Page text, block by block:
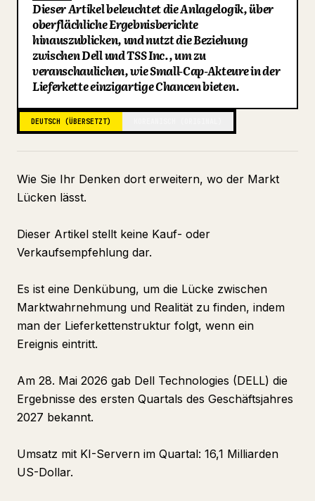
Blog
Updates
Dieser Artikel beleuchtet die Anlagelogik, über
oberflächliche Ergebnisberichte
hinauszublicken, und nutzt die Beziehung
zwischen Dell und TSS Inc., um zu
veranschaulichen, wie Small-Cap-Akteure in der
Lieferkette einzigartige Chancen bieten.
DEUTSCH (ÜBERSETZT)
Wie Sie Ihr Denken dort erweitern, wo der Markt
Lücken lässt.
Dieser Artikel stellt keine Kauf- oder
Verkaufsempfehlung dar.
Es ist eine Denkübung, um die Lücke zwischen
Marktwahrnehmung und Realität zu finden, indem
man der Lieferkettenstruktur folgt, wenn ein
Ereignis eintritt.
Am 28. Mai 2026 gab Dell Technologies (DELL) die
Ergebnisse des ersten Quartals des Geschäftsjahres
2027 bekannt.
Umsatz mit KI-Servern im Quartal: 16,1 Milliarden
US-Dollar.